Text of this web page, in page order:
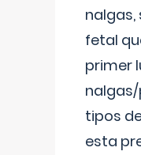
nalgas,
fetal
primer
nalgas/
tipos
esta